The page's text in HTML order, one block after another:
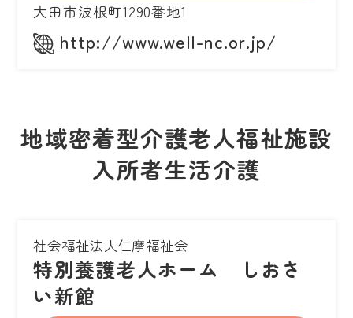
大田市波根町1290番地1
http://www.well-nc.or.jp/
地域密着型介護老人福祉施設
入所者生活介護
社会福祉法人仁摩福祉会
特別養護老人ホーム しおさ
い新館